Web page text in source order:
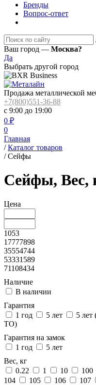
Бренды
Вопрос-ответ
Ваш город — Москва?
Да
Выбрать другой город
Продажа металлической
+7(800)551-36-88
с 9:00 до 19:00
0 ₽
0
Главная
/ Каталог товаров
/ Сейфы
Сейфы, Вес,
Цена
1053
17777898
35554744
53331589
71108434
Наличие
В наличии
Гарантия
1 год
5 лет
5 лет
ТО)
Гарантия на замок
1 год
5 лет
Вес, кг
0.22
1 10 100
104
105 106 107